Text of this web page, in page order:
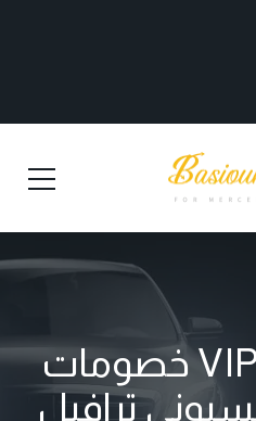
ايجار باصات VIP خصومات
ترافيل